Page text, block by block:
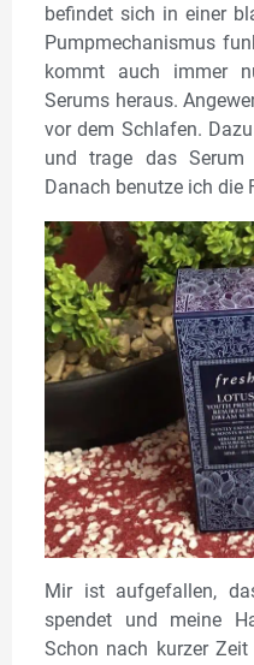
befindet sich in einer
Pumpmechanismus
kommt auch immer
Serums heraus.
vor dem Schlafen.
und trage das
Danach benutze ich die
Mir ist aufgefallen,
spendet und meine
Schon nach kurzer